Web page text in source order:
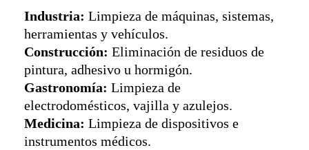
Industria: Limpieza de máquinas, sistemas,
herramientas y vehículos.
Construcción: Eliminación de residuos de
pintura, adhesivo u hormigón.
Gastronomía: Limpieza de
electrodomésticos, vajilla y azulejos.
Medicina: Limpieza de dispositivos e
instrumentos médicos.